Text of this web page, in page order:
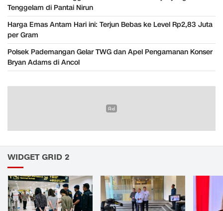
Tenggelam di Pantai Nirun
Harga Emas Antam Hari ini: Terjun Bebas ke Level Rp2,83 Juta
per Gram
Polsek Pademangan Gelar TWG dan Apel Pengamanan Konser
Bryan Adams di Ancol
WIDGET GRID 2